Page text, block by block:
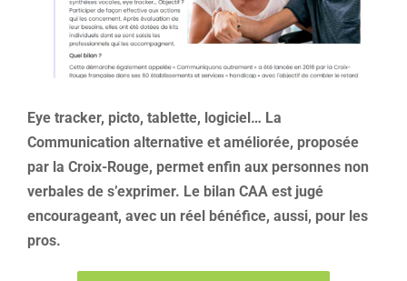
Eye tracker, picto, tablette, logiciel… La
Communication alternative et améliorée, proposée
par la Croix-Rouge, permet enfin aux personnes non
verbales de s’exprimer. Le bilan CAA est jugé
encourageant, avec un réel bénéfice, aussi, pour les
pros.